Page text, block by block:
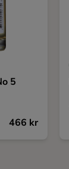
5
466 kr